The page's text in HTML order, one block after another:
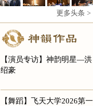
更多头条 >
【演员专访】神韵明星—洪
绍豪
【舞蹈】飞天大学2026第一